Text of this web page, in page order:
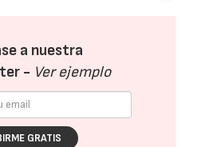
a nuestra
- Ver ejemplo
GRATIS